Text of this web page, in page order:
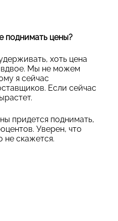
поднимать цены?
хоть цена
вдвое. Мы не можем
я сейчас
Если сейчас
придется поднимать,
Уверен, что
не скажется.